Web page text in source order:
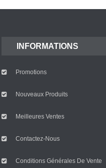
INFORMATIONS
Promotions
Nouveaux Produits
Meilleures Ventes
Contactez-Nous
Conditions Générales De Vente